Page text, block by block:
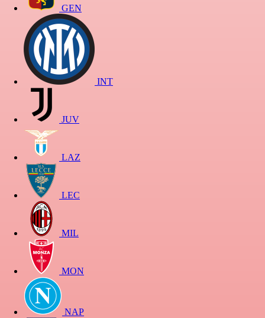
GEN
INT
JUV
LAZ
LEC
MIL
MON
NAP